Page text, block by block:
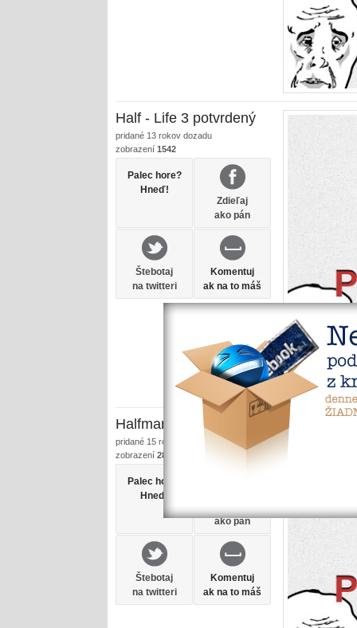
Half - Life 3 potvrdený
pridané 13 rokov dozadu
zobrazení 1542
Palec hore?
Hneď!
Zdieľaj
ako pán
Štebotaj
na twitteri
Komentuj
ak na to máš
Halfman
pridané 15 rokov dozadu
zobrazení 2802
Palec hore?
Hneď!
ako pán
Štebotaj
na twitteri
Komentuj
ak na to máš